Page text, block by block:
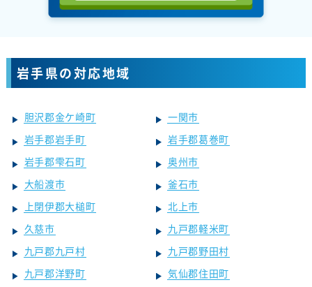
岩手県の対応地域
胆沢郡金ケ崎町
一関市
岩手郡岩手町
岩手郡葛巻町
岩手郡雫石町
奥州市
大船渡市
釜石市
上閉伊郡大槌町
北上市
久慈市
九戸郡軽米町
九戸郡九戸村
九戸郡野田村
九戸郡洋野町
気仙郡住田町